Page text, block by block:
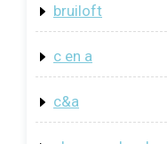
bruiloft
c en a
c&a